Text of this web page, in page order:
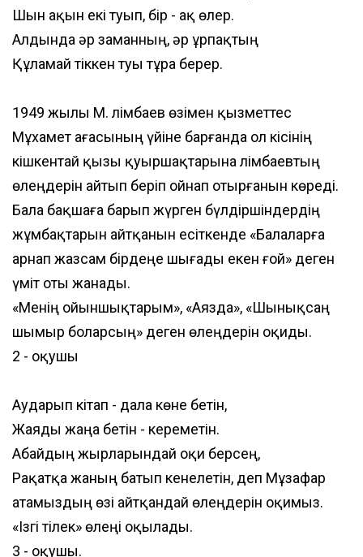
Шын ақын екі туып, бір - ақ өлер.
Алдында әр заманның, әр ұрпақтың
Құламай тіккен туы тұра берер.
1949 жылы М. Әлімбаев өзімен қызметтес
Мұхамет ағасының үйіне барғанда ол кісінің
кішкентай қызы қуыршақтарына Әлімбаевтың
өлеңдерін айтып беріп ойнап отырғанын көреді.
Бала бақшаға барып жүрген бүлдіршіндердің
жұмбақтарын айтқанын есіткенде «Балаларға
арнап жазсам бірдеңе шығады екен ғой» деген
үміт оты жанады.
«Менің ойыншықтарым», «Аязда», «Шынықсаң
шымыр боларсың» деген өлеңдерін оқиды.
2 - оқушы
Аударып кітап - дала көне бетін,
Жаяды жаңа бетін - кереметін.
Абайдың жырларындай оқи берсең,
Рақатқа жаның батып кенелетін, деп Мұзафар
атамыздың өзі айтқандай өлеңдерін оқимыз.
«Ізгі тілек» өлеңі оқылады.
3 - оқушы.